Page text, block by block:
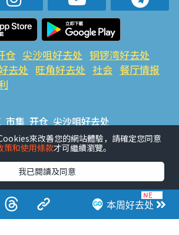
本周好去处
仓 尖沙咀好去处 铜锣湾好去处
去处 旺角好去处 社会 餐厅情报
市集 开仓 尖沙咀好去处
去处 荃湾好去处 旺角好去处 社会
气活动推介 #美食社群热话
#ULifestyle应用程式
#限时抢
#ULifestyle商户中心 #著数 #网络热话
來改善您的網站體驗，請確定您同意
策和使用條款才可繼續瀏覽。
我已閱讀及同意